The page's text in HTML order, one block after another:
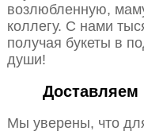
возлюбленную,
коллегу. С нами
получая букеты в
души!
Доставляем
Мы уверены, что